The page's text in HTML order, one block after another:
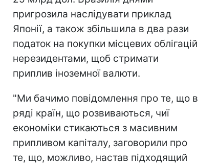
пригрозила наслідувати приклад
Японії, а також збільшила в два рази
податок на покупки місцевих облігацій
нерезидентами, щоб стримати
приплив іноземної валюти.
"Ми бачимо повідомлення про те, що в
ряді країн, що розвиваються, чиї
економіки стикаються з масивним
припливом капіталу, заговорили про
те, що, можливо, настав підходящий